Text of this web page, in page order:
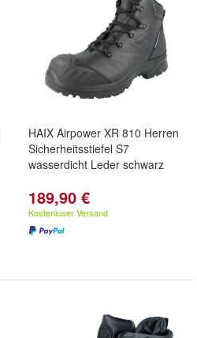
HAIX Airpower XR 810 Herren
Sicherheitsstiefel S7
wasserdicht Leder schwarz
189,90 €
Kostenloser Versand